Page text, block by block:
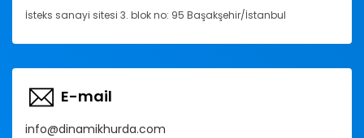
İsteks sanayi sitesi 3. blok no: 95 Başakşehir/İstanbul
E-mail
info@dinamikhurda.com